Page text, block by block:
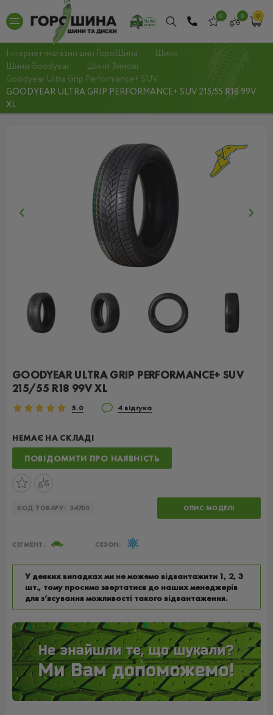
0 0 0
Інтернет-магазин шин ГороШина
Шини
Шини Goodyear
Шини Зимові
Goodyear Ultra Grip Performance+ SUV
GOODYEAR ULTRA GRIP PERFORMANCE+ SUV 215/55 R18 99V
XL
GOODYEAR ULTRA GRIP PERFORMANCE+ SUV
215/55 R18 99V XL
5.0 4 відгука
НЕМАЄ НА СКЛАДІ
ПОВІДОМИТИ ПРО НАЯВНІСТЬ
КОД ТОВАРУ: 24700 ОПИС МОДЕЛІ
СЕГМЕНТ: СЕЗОН:
У деяких випадках ми не можемо відвантажити 1, 2, 3
шт., тому просимо звертатися до наших менеджерів
для з’ясування можливості такого відвантаження.